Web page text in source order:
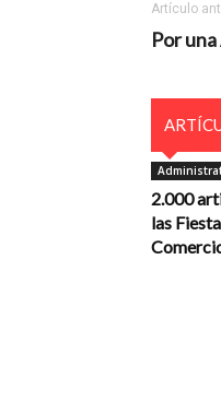
Artículo
Por
2.000
las